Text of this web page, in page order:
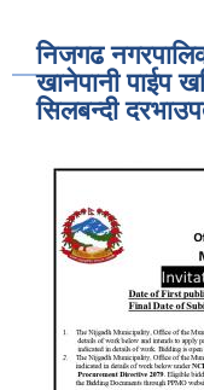
निजगढ
खानेपानी पाईप
सिलबन्दी